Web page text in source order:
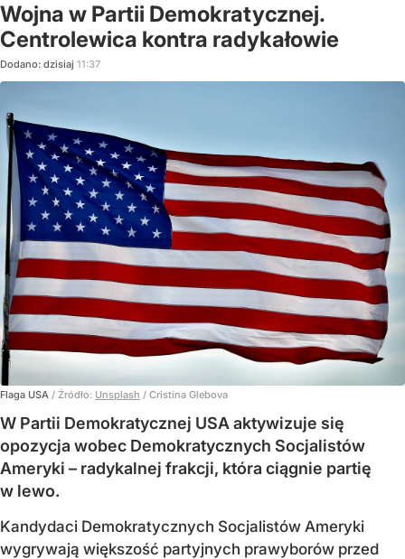
Wojna w Partii Demokratycznej.
Centrolewica kontra radykałowie
Dodano: dzisiaj 11:37
Flaga USA / Źródło: Unsplash / Cristina Glebova
W Partii Demokratycznej USA aktywizuje się
opozycja wobec Demokratycznych Socjalistów
Ameryki – radykalnej frakcji, która ciągnie partię
w lewo.
Kandydaci Demokratycznych Socjalistów Ameryki
wygrywają większość partyjnych prawyborów przed